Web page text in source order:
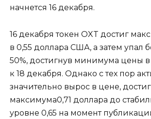
начнется 16 декабря.
16 декабря токен OXT достиг
в 0,55 доллара США, а затем упал
50%, достигнув минимума цены в
к 18 декабря. Однако с тех пор
значительно вырос в цене,
максимума0,71 доллара до
уровне 0,65 на момент